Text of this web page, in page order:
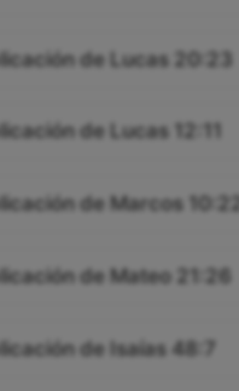
de Lucas 20:23
de Lucas 12:11
de Marcos 10:22
de Mateo 21:26
de Isaías 48:7